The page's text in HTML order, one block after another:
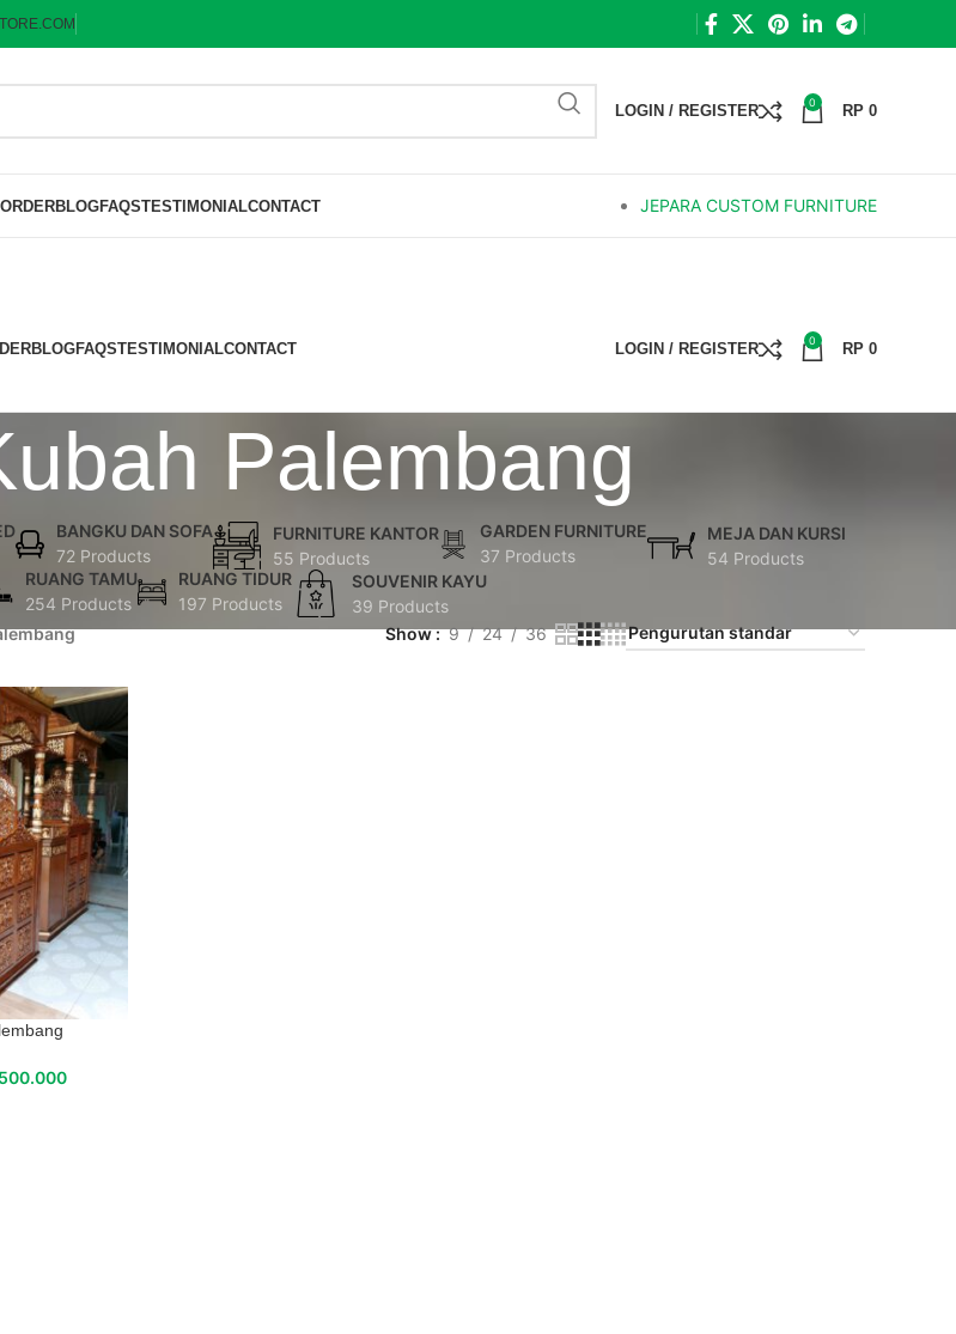
LOGIN / REGISTER 0 RP 0
BLOGFAQSTESTIMONIALCONTACT JEPARA CUSTOM FURNITURE
BLOGFAQSTESTIMONIALCONTACT LOGIN / REGISTER 0 RP 0
Palembang
BANGKU DAN SOFA
72 Products
FURNITURE KANTOR
55 Products
GARDEN FURNITURE
37 Products
MEJA DAN KURSI
54 Products
RUANG TAMU
254 Products
RUANG TIDUR
197 Products
SOUVENIR KAYU
39 Products
Show 9 24 36